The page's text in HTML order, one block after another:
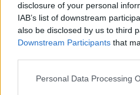
disclosure of your personal
IAB’s list of downstream
also be disclosed by us to third
Downstream Participants that
Please note that this website/
Personal Data Processing
Προσθέστε το
Για δεύτερη
τηςαφρικανικής
έρημο Σαχάρα